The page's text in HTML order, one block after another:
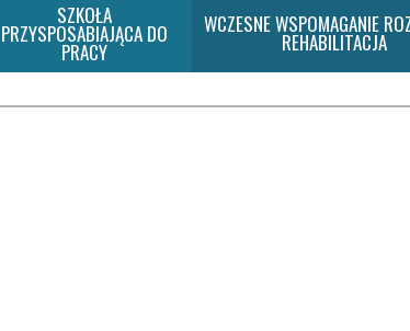
SZKOŁA
PRZYSPOSABIAJĄCA DO
PRACY
WCZESNE WSPOMAGANIE
REHABILITACJA